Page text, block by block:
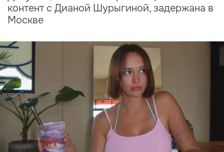
контент с Дианой Шурыгиной, задержана в
Москве